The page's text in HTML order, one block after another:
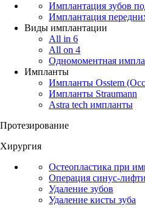
Имплантация зубов
Имплантация
Виды имплантации
All in 6
All on 4
Одномоментная
Импланты
Импланты Osstem
Импланты Straumann
Astra tech импланты
Протезирование
Хирургия
Остеопластика при
Операция cинус-
Удаление зубов
Удаление кисты зуба